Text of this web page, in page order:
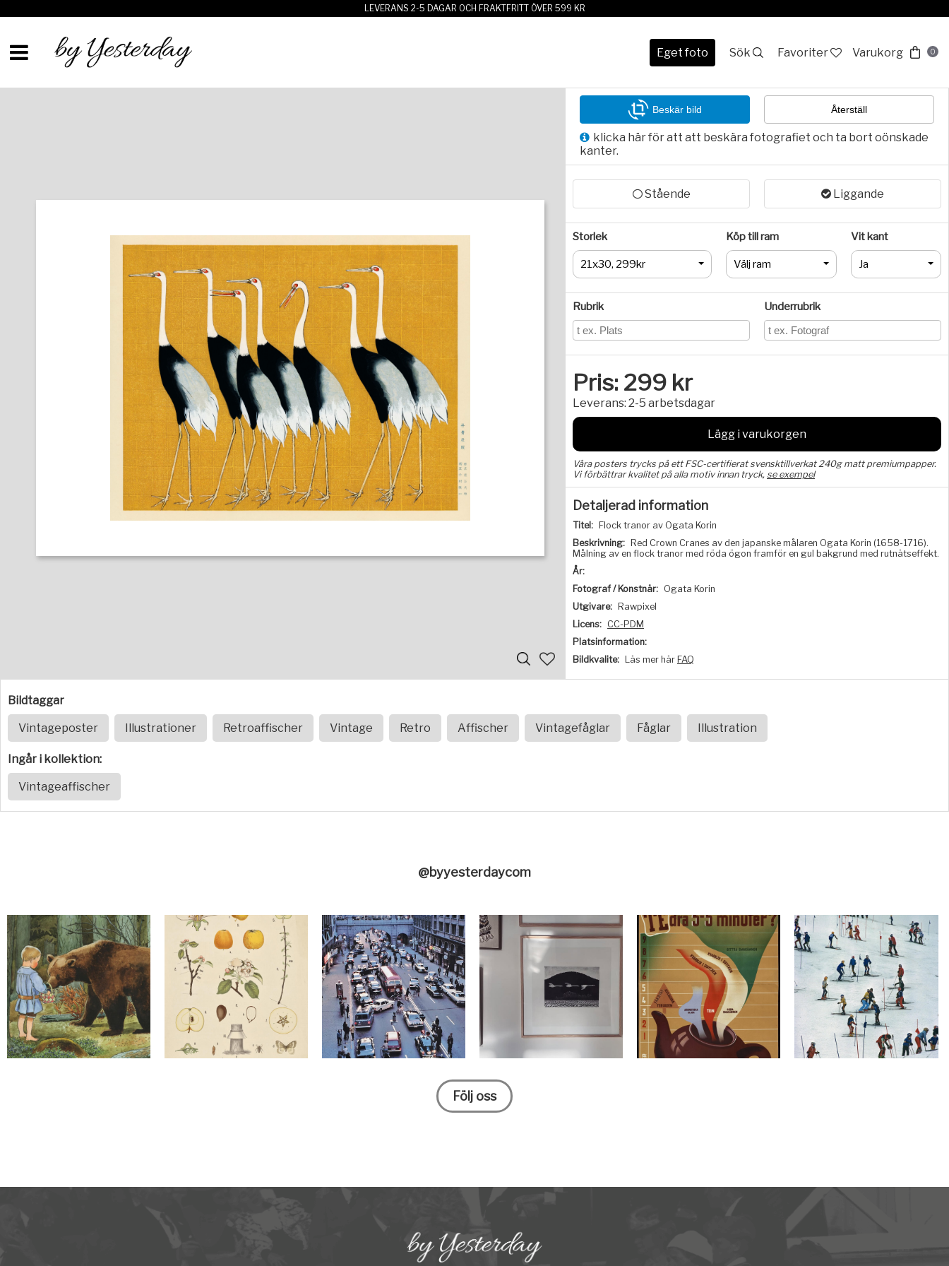
LEVERANS 2-5 DAGAR OCH FRAKTFRITT ÖVER 599 KR
Eget foto Sök Favoriter Varukorg 0
Beskär bild Återställ
klicka här för att att beskära fotografiet och ta bort oönskade
kanter.
Stående Liggande
Storlek
21x30, 299kr
Köp till ram
Välj ram
Vit kant
Ja
Rubrik Underrubrik
Pris: 299 kr
Leverans: 2-5 arbetsdagar
Lägg i varukorgen
Våra posters trycks på ett FSC-certifierat svensktillverkat 240g matt premiumpapper.
Vi förbättrar kvalitet på alla motiv innan tryck, se exempel
Detaljerad information
Titel:
Flock tranor av Ogata Korin
Beskrivning:
Red Crown Cranes av den japanske målaren Ogata Korin (1658-1716).
Målning av en flock tranor med röda ögon framför en gul bakgrund med rutnätseffekt.
År:
Fotograf / Konstnär: Ogata Korin
Utgivare:
Rawpixel
Licens: CC-PDM
Platsinformation:
Bildkvalite:
Läs mer här FAQ
Bildtaggar
Vintageposter Illustrationer Retroaffischer Vintage Retro Affischer Vintagefåglar Fåglar Illustration
Ingår i kollektion:
Vintageaffischer
@byyesterdaycom
Följ oss